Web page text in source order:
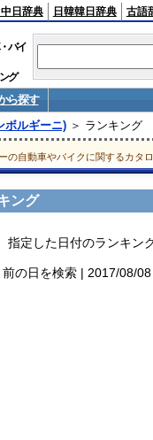
中日辞典 日韓韓日辞典 古語
バイ
グ
ら探す
ボルギーニ)＞ ランキング
の自動車やバイクに関するカタ
ング
指定した日付のランキン
前の日を検索 | 2017/08/